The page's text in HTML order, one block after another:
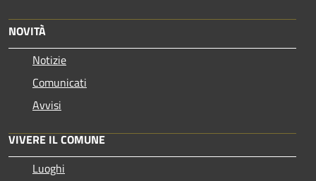
NOVITÀ
Notizie
Comunicati
Avvisi
VIVERE IL COMUNE
Luoghi